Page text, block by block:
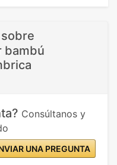
sobre
bambú
Consúltanos y
UNA PREGUNTA